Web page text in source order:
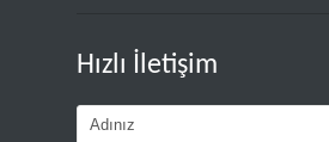
Hızlı İletişim